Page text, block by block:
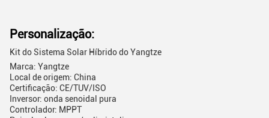
Personalização:
Kit do Sistema Solar Híbrido do Yangtze
Marca: Yangtze
Local de origem: China
Certificação: CE/TUV/ISO
Inversor: onda senoidal pura
Controlador: MPPT